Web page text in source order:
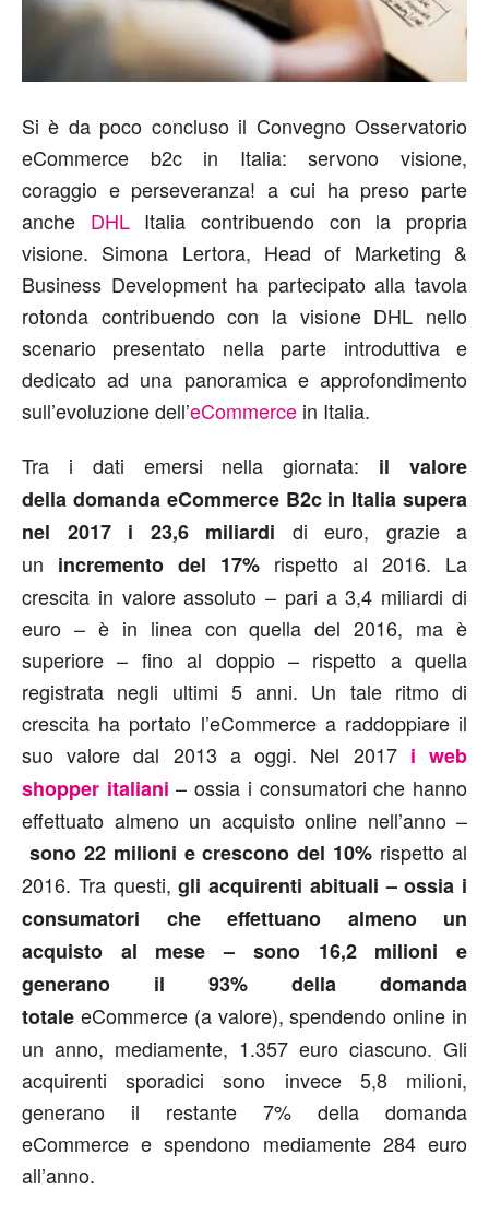
Si è da poco concluso il Convegno Osservatorio
eCommerce b2c in Italia: servono visione,
coraggio e perseveranza! a cui ha preso parte
anche DHL Italia contribuendo con la propria
visione. Simona Lertora, Head of Marketing &
Business Development ha partecipato alla tavola
rotonda contribuendo con la visione DHL nello
scenario presentato nella parte introduttiva e
dedicato ad una panoramica e approfondimento
sull’evoluzione dell’eCommerce in Italia.
Tra i dati emersi nella giornata: il valore
della domanda eCommerce B2c in Italia supera
nel 2017 i 23,6 miliardi di euro, grazie a
un incremento del 17% rispetto al 2016. La
crescita in valore assoluto – pari a 3,4 miliardi di
euro – è in linea con quella del 2016, ma è
superiore – fino al doppio – rispetto a quella
registrata negli ultimi 5 anni. Un tale ritmo di
crescita ha portato l’eCommerce a raddoppiare il
suo valore dal 2013 a oggi. Nel 2017 i web
shopper italiani – ossia i consumatori che hanno
effettuato almeno un acquisto online nell’anno –
sono 22 milioni e crescono del 10% rispetto al
2016. Tra questi,gli acquirenti abituali – ossia i
consumatori che effettuano almeno un
acquisto al mese – sono 16,2 milioni e
generano il 93% della domanda
totale eCommerce (a valore), spendendo online in
un anno, mediamente, 1.357 euro ciascuno. Gli
acquirenti sporadici sono invece 5,8 milioni,
generano il restante 7% della domanda
eCommerce e spendono mediamente 284 euro
all’anno.